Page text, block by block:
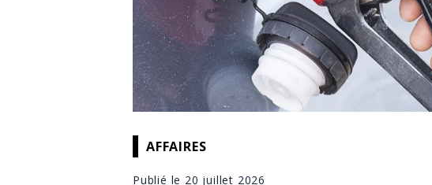
AFFAIRES
Publié le 20 juillet 2026